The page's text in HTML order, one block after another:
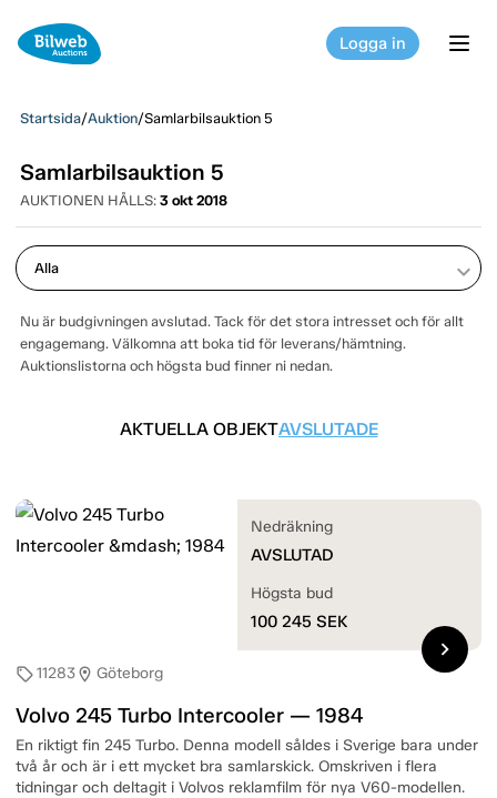
Logga in
Startsida/Auktion/Samlarbilsauktion 5
Samlarbilsauktion 5
AUKTIONEN HÅLLS: 3 okt 2018
keyboard_arrow_down
Nu är budgivningen avslutad. Tack för det stora intresset och för allt
engagemang. Välkomna att boka tid för leverans/hämtning.
Auktionslistorna och högsta bud finner ni nedan.
AKTUELLA OBJEKTAVSLUTADE
sell11283location_on Göteborg
Volvo 245 Turbo Intercooler — 1984
En riktigt fin 245 Turbo. Denna modell såldes i Sverige bara under
två år och är i ett mycket bra samlarskick. Omskriven i flera
tidningar och deltagit i Volvos reklamfilm för nya V60-modellen.
Nedräkning
AVSLUTAD
Högsta bud
100 245 SEK
chevron_right